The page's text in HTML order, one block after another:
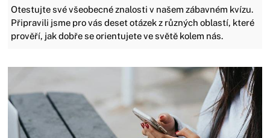
Otestujte své všeobecné znalosti v našem zábavném kvízu.
Připravili jsme pro vás deset otázek z různých oblastí, které
prověří, jak dobře se orientujete ve světě kolem nás.